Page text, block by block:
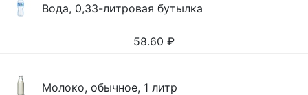
Вода, 0,33-литровая бутылка
58.60 ₽
Молоко, обычное, 1 литр